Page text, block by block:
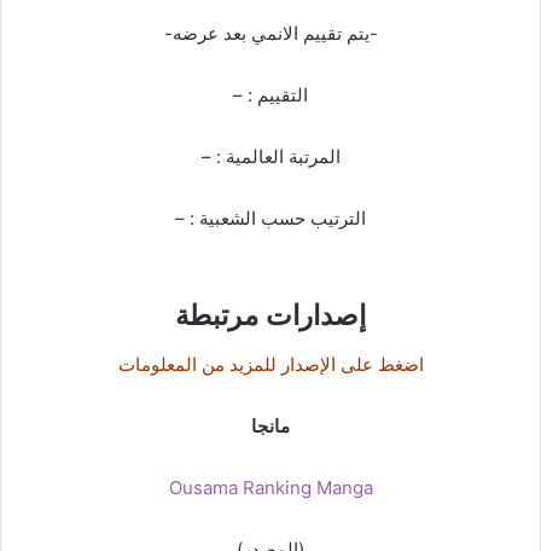
-يتم تقييم الانمي بعد عرضه-
التقييم : –
المرتبة العالمية : –
الترتيب حسب الشعبية : –
إصدارات مرتبطة
اضغط على الإصدار للمزيد من المعلومات
مانجا
Ousama Ranking Manga